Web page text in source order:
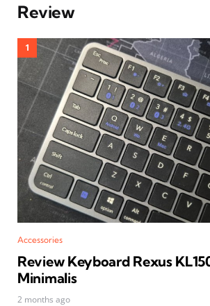
Review
Accessories
Review Keyboard Rexus
Minimalis
2 months ago